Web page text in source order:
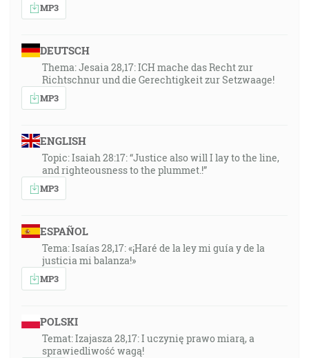
MP3
DEUTSCH
Thema: Jesaia 28,17: ICH mache das Recht zur
Richtschnur und die Gerechtigkeit zur Setzwaage!
MP3
ENGLISH
Topic: Isaiah 28:17: “Justice also will I lay to the line,
and righteousness to the plummet.!”
MP3
ESPAÑOL
Tema: Isaías 28,17: «¡Haré de la ley mi guía y de la
justicia mi balanza!»
MP3
POLSKI
Temat: Izajasza 28,17: I uczynię prawo miarą, a
sprawiedliwość wagą!